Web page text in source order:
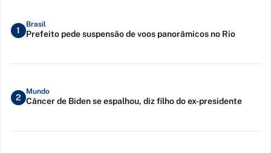
1
Brasil
Prefeito pede suspensão de voos panorâmicos no Rio
2
Mundo
Câncer de Biden se espalhou, diz filho do ex-presidente